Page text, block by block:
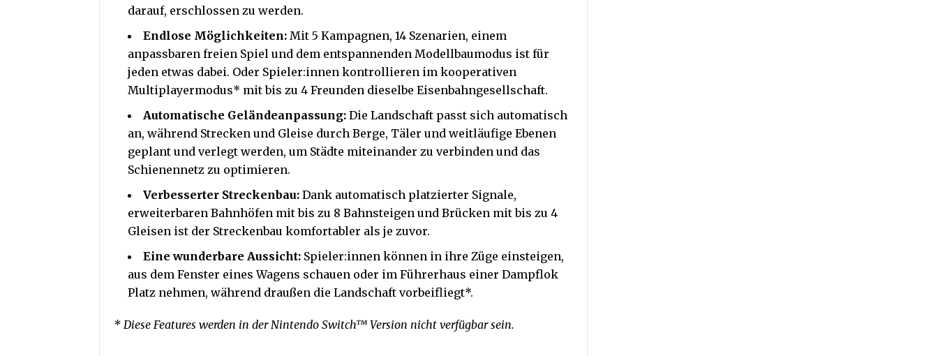
darauf, erschlossen zu werden.
Endlose Möglichkeiten: Mit 5 Kampagnen, 14 Szenarien, einem
anpassbaren freien Spiel und dem entspannenden Modellbaumodus ist für
jeden etwas dabei. Oder Spieler:innen kontrollieren im kooperativen
Multiplayermodus* mit bis zu 4 Freunden dieselbe Eisenbahngesellschaft.
Automatische Geländeanpassung: Die Landschaft passt sich automatisch
an, während Strecken und Gleise durch Berge, Täler und weitläufige Ebenen
geplant und verlegt werden, um Städte miteinander zu verbinden und das
Schienennetz zu optimieren.
Verbesserter Streckenbau: Dank automatisch platzierter Signale,
erweiterbaren Bahnhöfen mit bis zu 8 Bahnsteigen und Brücken mit bis zu 4
Gleisen ist der Streckenbau komfortabler als je zuvor.
Eine wunderbare Aussicht: Spieler:innen können in ihre Züge einsteigen,
aus dem Fenster eines Wagens schauen oder im Führerhaus einer Dampflok
Platz nehmen, während draußen die Landschaft vorbeifliegt*.
* Diese Features werden in der Nintendo Switch™ Version nicht verfügbar sein.